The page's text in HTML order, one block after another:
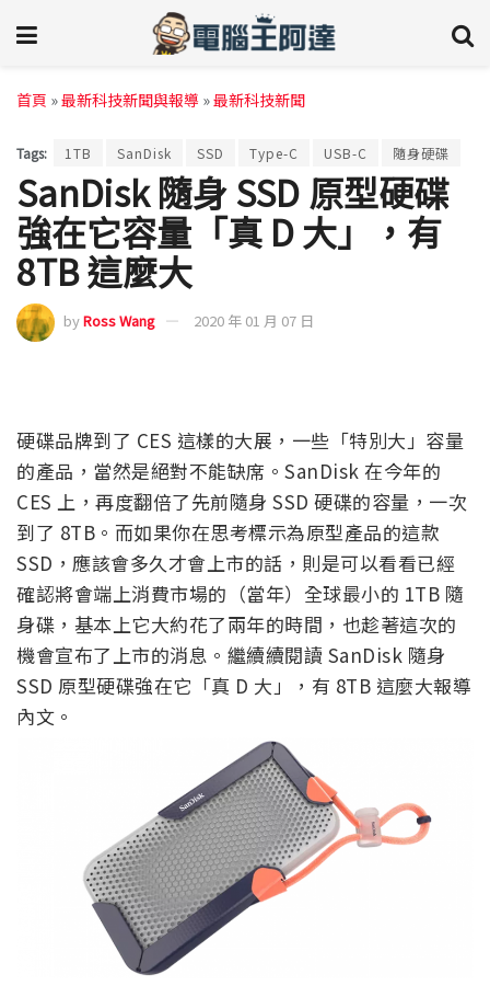
首頁 »最新科技新聞與報導 »最新科技新聞
Tags: 1TB SanDisk SSD Type-C USB-C 隨身硬碟
SanDisk 隨身 SSD 原型硬碟
強在它容量「真 D 大」，有
8TB 這麼大
byRoss Wang 2020 年 01 月 07 日
硬碟品牌到了 CES 這樣的大展，一些「特別大」容量
的產品，當然是絕對不能缺席。SanDisk 在今年的
CES 上，再度翻倍了先前隨身 SSD 硬碟的容量，一次
到了 8TB。而如果你在思考標示為原型產品的這款
SSD，應該會多久才會上市的話，則是可以看看已經
確認將會端上消費市場的（當年）全球最小的 1TB 隨
身碟，基本上它大約花了兩年的時間，也趁著這次的
機會宣布了上市的消息。繼續續閱讀 SanDisk 隨身
SSD 原型硬碟強在它「真 D 大」，有 8TB 這麼大報導
內文。